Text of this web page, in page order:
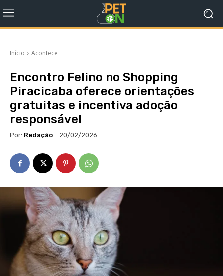
Início Acontece
Encontro Felino no Shopping
Piracicaba oferece orientações
gratuitas e incentiva adoção
responsável
Por: Redação 20/02/2026